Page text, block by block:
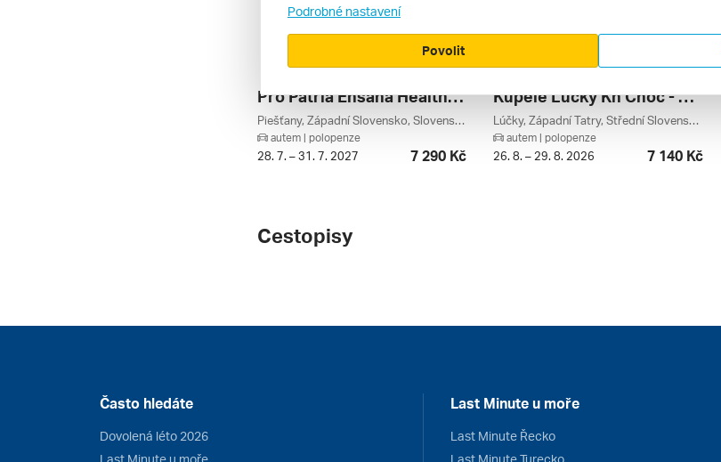
Pro Patria Ensana Health Spa Hotel - Zdraví V Piešťanech
Piešťany, Západní Slovensko, Slovenské Termály, Slovensko
autem | polopenze
28. 7. – 31. 7. 2027 7 290 Kč
Kúpele Lúčky Kh Choč - Rekreační Pobyt ***
Lúčky, Západní Tatry, Střední Slovensko, Slovenské Termály, Slovensko
autem | polopenze
26. 8. – 29. 8. 2026 7 140 Kč
Cestopisy
Často hledáte
Dovolená léto 2026
Last Minute u moře
Last Minute Řecko
Podrobné nastavení
Povolit